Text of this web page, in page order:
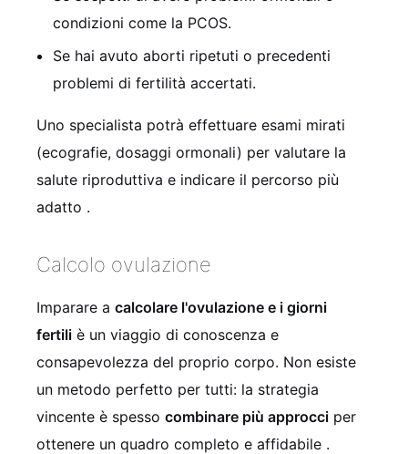
condizioni come la PCOS.
Se hai avuto aborti ripetuti o precedenti
problemi di fertilità accertati.
Uno specialista potrà effettuare esami mirati
(ecografie, dosaggi ormonali) per valutare la
salute riproduttiva e indicare il percorso più
adatto .
Calcolo ovulazione
Imparare a calcolare l'ovulazione e i giorni
fertili è un viaggio di conoscenza e
consapevolezza del proprio corpo. Non esiste
un metodo perfetto per tutti: la strategia
vincente è spesso combinare più approcci per
ottenere un quadro completo e affidabile .